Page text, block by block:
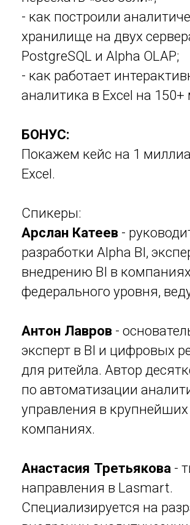
эксперт в BI и цифровых решениях
для ритейла. Автор десятков проектов
по автоматизации аналитики и
управления в крупнейших российских
компаниях.
Анастасия Третьякова- тимлид BI-
внедрении аналитических решений
для ритейла и дистрибуции. Работает
с Microsoft BI, Apache Kylin, Alpha BI и
др.
инженеров, BI-разработчиков,
руководителей и менеджеров BI-
проектов.
Регистрируйтесь по ссылке,
приглашайте коллег!
И не забудьте добавьте событие в
Вебинар завершен
Запись вебинара доступна